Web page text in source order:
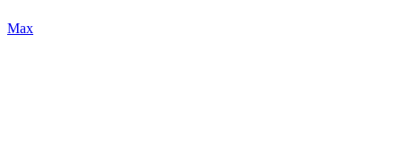
Max